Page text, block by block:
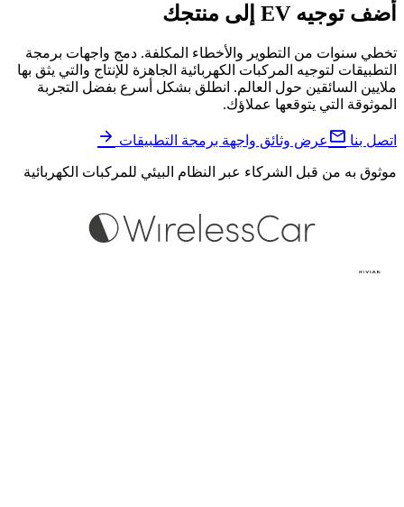
أضف توجيه EV إلى منتجك
تخطي سنوات من التطوير والأخطاء المكلفة. دمج واجهات برمجة
التطبيقات لتوجيه المركبات الكهربائية الجاهزة للإنتاج والتي يثق بها
ملايين السائقين حول العالم. انطلق بشكل أسرع بفضل التجربة
الموثوقة التي يتوقعها عملاؤك.
اتصل بنا  عرض وثائق واجهة برمجة التطبيقات 
موثوق به من قبل الشركاء عبر النظام البيئي للمركبات الكهربائية